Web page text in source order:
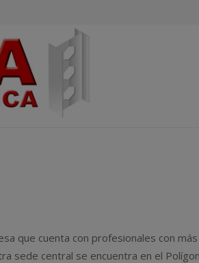
que cuenta con profesionales con
sede central se encuentra en el